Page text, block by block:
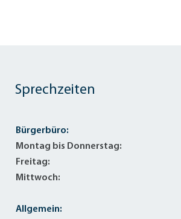
Sprechzeiten
Bürgerbüro:
Montag bis Donnerstag:
Freitag:
Mittwoch:
Allgemein: